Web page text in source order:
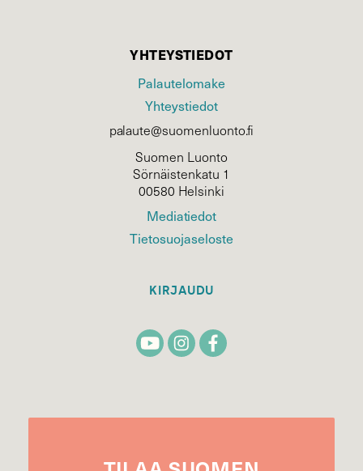
YHTEYSTIEDOT
Palautelomake
Yhteystiedot
palaute@suomenluonto.fi
Suomen Luonto
Sörnäistenkatu 1
00580 Helsinki
Mediatiedot
Tietosuojaseloste
KIRJAUDU